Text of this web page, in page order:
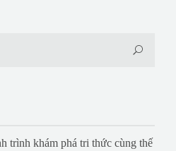
trình khám phá tri thức cùng thế